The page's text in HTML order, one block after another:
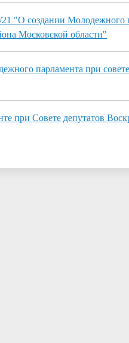
"О создании Молодежного
Московской области"
парламента при совете
при Совете депутатов